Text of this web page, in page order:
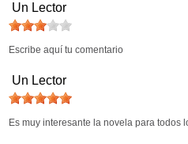
Un Lector
Escribe aquí tu comentario
Un Lector
Es muy interesante la novela para todos